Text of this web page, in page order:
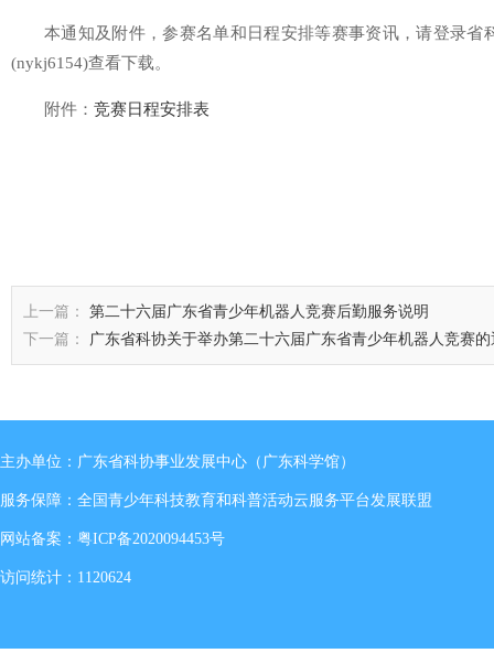
本通知及附件，参赛名单和日程安排等赛事资讯，请登录省
(nykj6154)查看下载。
附件： 竞赛日程安排表
上一篇：
第二十六届广东省青少年机器人竞赛后勤服务说明
下一篇：
广东省科协关于举办第二十六届广东省青少年机器人竞赛的
主办单位：广东省科协事业发展中心（广东科学馆）
服务保障：全国青少年科技教育和科普活动云服务平台发展联盟
网站备案： 粤ICP备2020094453号
访问统计：1120624